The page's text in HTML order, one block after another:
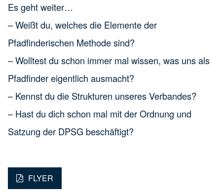
Es geht weiter…
– Weißt du, welches die Elemente der
Pfadfinderischen Methode sind?
– Wolltest du schon immer mal wissen, was uns als
Pfadfinder eigentlich ausmacht?
– Kennst du die Strukturen unseres Verbandes?
– Hast du dich schon mal mit der Ordnung und
Satzung der DPSG beschäftigt?
FLYER